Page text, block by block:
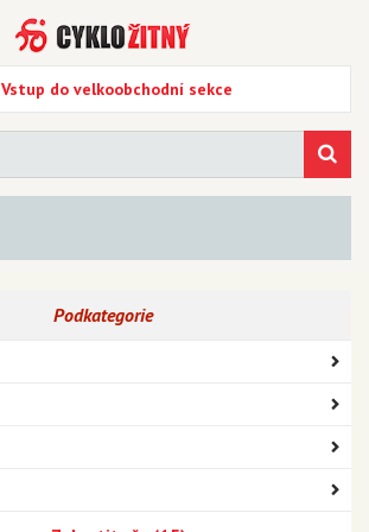
Vstup do velkoobchodní sekce
Podkategorie